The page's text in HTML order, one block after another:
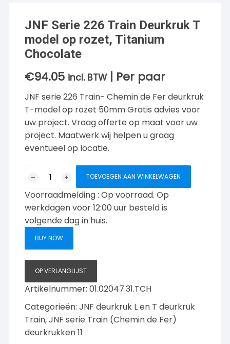
JNF Serie 226 Train Deurkruk T
model op rozet, Titanium
Chocolate
€94.05 incl. BTW | Per paar
JNF serie 226 Train- Chemin de Fer deurkruk
T-model op rozet 50mm Gratis advies voor
uw project. Vraag offerte op maat voor uw
project. Maatwerk wij helpen u graag
eventueel op locatie.
226
Train
Deurkruk
rozet,
Titanium
Chocolate
aantal
TOEVOEGEN AAN WINKELWAGEN
Voorraadmelding : Op voorraad. Op
werkdagen voor 12:00 uur besteld is
volgende dag in huis.
BUY NOW
OP VERLANGLIJST
Artikelnummer:01.02047.31.TCH
Categorieën:JNF deurkruk L en T deurkruk
Train,JNF serie Train (Chemin de Fer)
deurkrukken 11